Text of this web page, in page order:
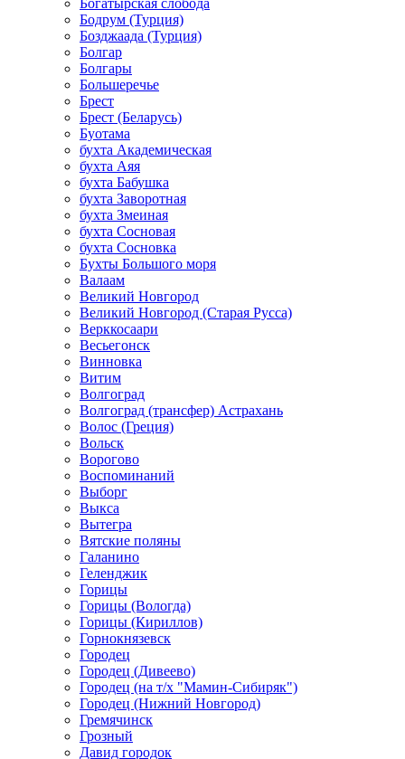
Богатырская слобода
Бодрум (Турция)
Бозджаада (Турция)
Болгар
Болгары
Большеречье
Брест
Брест (Беларусь)
Буотама
бухта Академическая
бухта Аяя
бухта Бабушка
бухта Заворотная
бухта Змеиная
бухта Сосновая
бухта Сосновка
Бухты Большого моря
Валаам
Великий Новгород
Великий Новгород (Старая Русса)
Верккосаари
Весьегонск
Винновка
Витим
Волгоград
Волгоград (трансфер) Астрахань
Волос (Греция)
Вольск
Ворогово
Воспоминаний
Выборг
Выкса
Вытегра
Вятские поляны
Галанино
Геленджик
Горицы
Горицы (Вологда)
Горицы (Кириллов)
Горнокнязевск
Городец
Городец (Дивеево)
Городец (на т/х "Мамин-Сибиряк")
Городец (Нижний Новгород)
Гремячинск
Грозный
Давид городок